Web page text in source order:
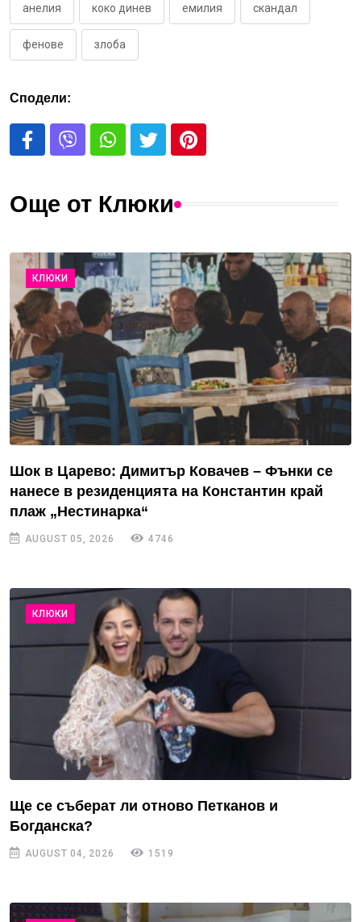
анелия коко динев емилия скандал
фенове злоба
Сподели:
Още от Клюки
КЛЮКИ
Шок в Царево: Димитър Ковачев – Фънки се
нанесе в резиденцията на Константин край
плаж „Нестинарка“
AUGUST 05, 2026 4746
КЛЮКИ
Ще се съберат ли отново Петканов и
Богданска?
AUGUST 04, 2026 1519